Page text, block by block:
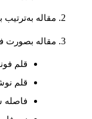
مقاله
مقاله بصورت
قلم
قلم
فاصله